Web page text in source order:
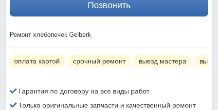
Позвонить
Ремонт хлебопечек Gelberk
оплата картой срочный ремонт выезд мастера
Гарантия по договору на все виды работ
Только оригинальные запчасти и качественный ремонт